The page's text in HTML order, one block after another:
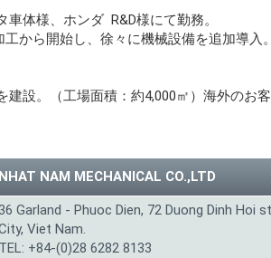
体様、ホンダ R&D様にて勤務。
から開始し、徐々に機械設備を追加導入。
設。（工場面積：約4,000㎡）海外のお
NHAT NAM MECHANICAL CO.,LTD
Garland - Phuoc Dien, 72 Duong Dinh Hoi
Viet Nam.
TEL: +84-(0)28 6282 8133